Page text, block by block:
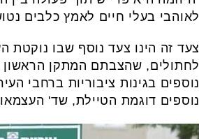
לאוהבי בעלי חיים לאמץ כלבים
צעד זה הינו צעד נוסף שבו נוקטת
לחתולים, שהצבתם המתקן הראשון
נוספים בגינות ציבוריות ברחבי
נוספים דוגמת הטיילת, שד'